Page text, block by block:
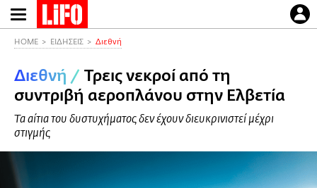
Παράκαμψη
προς
περιεχόμενο
HOME ΕΙΔΗΣΕΙΣ Διεθνή
Διεθνή / Τρεις νεκροί από τη
συντριβή αεροπλάνου στην Ελβετία
Τα αίτια του δυστυχήματος δεν έχουν διευκρινιστεί μέχρι
στιγμής